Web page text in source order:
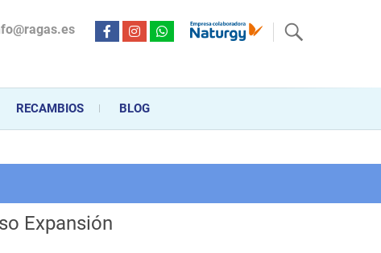
desde hace más de 20 años . Acompañamos al cliente
personalizado en la venta, montaje y reparación, hasta la
RECAMBIOS BLOG
Expansión